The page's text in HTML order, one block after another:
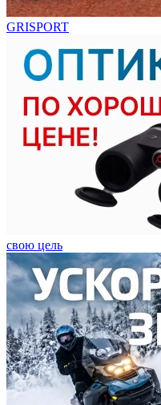
GRISPORT
свою цель